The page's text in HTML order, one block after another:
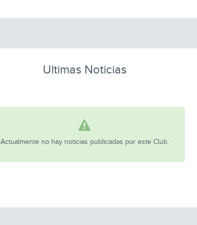
Ultimas Noticias
Actualmente no hay noticias publicadas por este Club.